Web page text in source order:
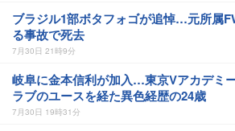
ブラジル1部ボタフォゴが追悼…元所属
る事故で死去
7月30日 21時9分
岐阜に金本信利が加入…東京Vアカデミ
ラブのユースを経た異色経歴の24歳
7月30日 19時31分